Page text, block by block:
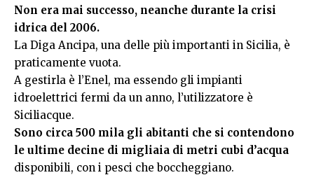
Non era mai successo, neanche durante la crisi
idrica del 2006.
La Diga Ancipa, una delle più importanti in Sicilia, è
praticamente vuota.
A gestirla è l’Enel, ma essendo gli impianti
idroelettrici fermi da un anno, l’utilizzatore è
Siciliacque.
Sono circa 500 mila gli abitanti che si contendono
le ultime decine di migliaia di metri cubi d’acqua
disponibili, con i pesci che boccheggiano.